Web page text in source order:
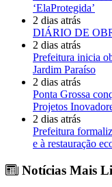
‘ElaProtegida’
2 dias atrás
DIÁRIO DE
2 dias atrás
Prefeitura inicia
Jardim Paraíso
2 dias atrás
Ponta Grossa
Projetos
2 dias atrás
Prefeitura
e à restauração
Notícias Mais